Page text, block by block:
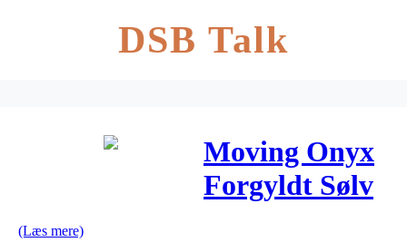
DSB Talk
Moving Onyx
Forgyldt Sølv
(Læs mere)